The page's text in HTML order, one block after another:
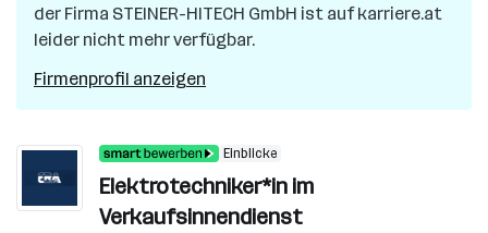
Wien
der Firma STEINER-HITECH GmbH ist auf karriere.at
leider nicht mehr verfügbar.
Firmenprofil anzeigen
Einblicke
Elektrotechniker*in im
Verkaufsinnendienst